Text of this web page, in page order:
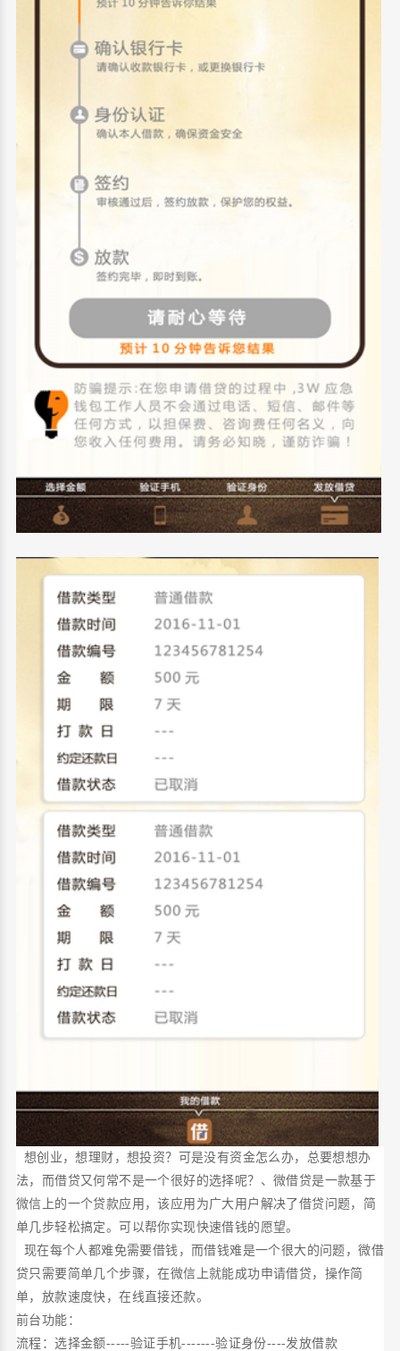
想创业，想理财，想投资？可是没有资金怎么办，总要想想办
法，而借贷又何常不是一个很好的选择呢？、微借贷是一款基于
微信上的一个贷款应用，该应用为广大用户解决了借贷问题，简
单几步轻松搞定。可以帮你实现快速借钱的愿望。
现在每个人都难免需要借钱，而借钱难是一个很大的问题，微借
贷只需要简单几个步骤，在微信上就能成功申请借贷，操作简
单，放款速度快，在线直接还款。
前台功能：
流程：选择金额-----验证手机-------验证身份----发放借款